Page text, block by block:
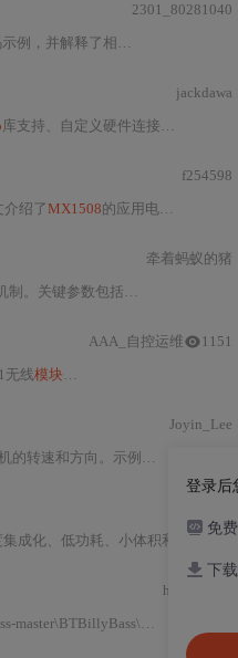
释了相关参数设置。
2301_80281040
库支持、自定义硬件连接配置以及市场价格查询方法。
jackdawa
绍了MX1508的应用电路设计、电源滤波处理以及如何获取详细技术参数。
f254598
。典型应用场景包括智能小车、机器人关节、智能家居、教育套件和工业控制。接线示例以
牵着蚂蚁的猪
无线模块来控制遥控小车的舵机转向
AAA_自控运维 1151
向。示例中定义了六个引脚，其中两个为
Joyin_Lee
智能小车、微型机器人、DIY电子玩具及便携式运动控制设备中占据重要地位。该
h19912214
登录后
免
下